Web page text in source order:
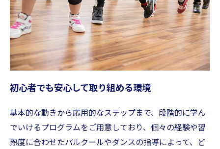
初心者でも安心して取り組める環境
基本的な動きから応用的なステップまで、段階的に学ん
でいけるプログラムをご用意しており、個々の経験や習
熟度に合わせたパルクールやダンスの指導によって、ど